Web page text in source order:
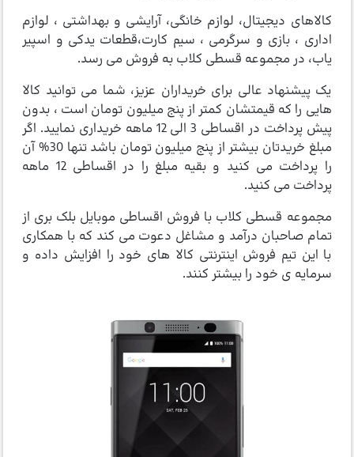
کالاهای دیجیتال، لوازم خانگی، آرایشی و بهداشتی ، لوازم
اداری ، بازی و سرگرمی ، سیم کارت،قطعات یدکی و اسپیر
یاب، در مجموعه قسطی کلاب به فروش می رسد.
یک پیشنهاد عالی برای خریداران عزیز، شما می توانید کالا
هایی را که قیمتشان کمتر از پنج میلیون تومان است ، بدون
پیش پرداخت در اقساطی 3 الی 12 ماهه خریداری نمایید. اگر
مبلغ خریدتان بیشتر از پنج میلیون تومان باشد تنها 30% آن
را پرداخت می کنید و بقیه مبلغ را در اقساطی 12 ماهه
پرداخت می کنید.
مجموعه قسطی کلاب با فروش اقساطی موبایل بلک بری از
تمام صاحبان درآمد و مشاغل دعوت می کند که با همکاری
با این تیم فروش اینترنتی کالا های خود را افزایش داده و
سرمایه ی خود را بیشتر کنند.